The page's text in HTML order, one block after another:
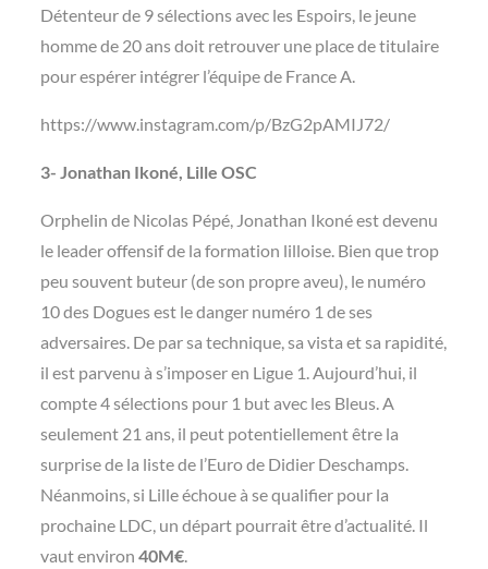
Détenteur de 9 sélections avec les Espoirs, le jeune
homme de 20 ans doit retrouver une place de titulaire
pour espérer intégrer l’équipe de France A.
https://www.instagram.com/p/BzG2pAMIJ72/
3- Jonathan Ikoné, Lille OSC
Orphelin de Nicolas Pépé, Jonathan Ikoné est devenu
le leader offensif de la formation lilloise. Bien que trop
peu souvent buteur (de son propre aveu), le numéro
10 des Dogues est le danger numéro 1 de ses
adversaires. De par sa technique, sa vista et sa rapidité,
il est parvenu à s’imposer en Ligue 1. Aujourd’hui, il
compte 4 sélections pour 1 but avec les Bleus. A
seulement 21 ans, il peut potentiellement être la
surprise de la liste de l’Euro de Didier Deschamps.
Néanmoins, si Lille échoue à se qualifier pour la
prochaine LDC, un départ pourrait être d’actualité. Il
vaut environ40M€.